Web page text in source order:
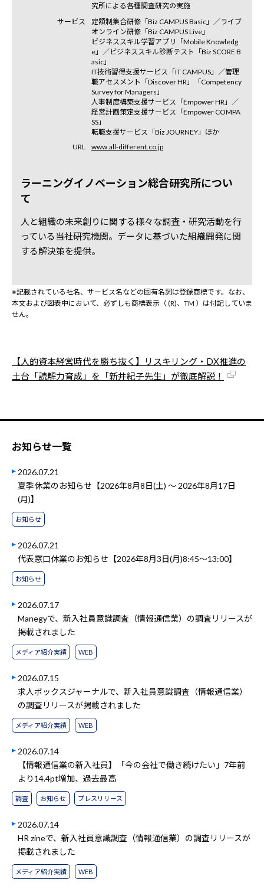
究所による各種調査研究の実施
サービス
定額制集合研修「Biz CAMPUS Basic」／ライブ
オンライン研修「Biz CAMPUS Live」
ビジネススキル学習アプリ「Mobile Knowledg
e」／ビジネススキル診断テスト「Biz SCORE B
asic」
IT技術習得支援サービス「IT CAMPUS」／管理
職アセスメント「Discover HR」「Competency
Survey for Managers」
人事制度構築支援サービス「Empower HR」／
経営計画策定支援サービス「Empower COMPA
SS」
転職支援サービス「Biz JOURNEY」ほか
URL
www.all-different.co.jp
ラーニングイノベーション総合研究所につい
て
人と組織の未来創りに関する様々な調査・研究活動を行
っている当社研究機関。データに基づいた組織開発に関
する解決策を提供。
※記載されている社名、サービス名などの固有名詞は登録商標です。なお、
本文および図表中において、必ずしも商標表示（ (R)、TM ）は付記していま
せん。
【人的資本経営時代を勝ち抜く】リスキリング・DX推進の
土台「読解力育成」を「新井紀子先生」が徹底解説！
お知らせ一覧
2026.07.21
夏季休業のお知らせ【2026年8月8日(土) ～ 2026年8月17日
(月)】
お知らせ
2026.07.21
代表窓口休業のお知らせ【2026年8月3日(月)8:45～13:00】
お知らせ
2026.07.17
Manegyで、新入社員意識調査（情報通信業）の調査リリースが
掲載されました
メディア紹介実績 WEB
2026.07.15
求人ボックスジャーナルで、新入社員意識調査（情報通信業）
の調査リリースが掲載されました
メディア紹介実績 WEB
2026.07.14
【情報通信業の新入社員】「今の会社で働き続けたい」7年前
より14.4pt増加、過去最高
調査 お知らせ プレスリリース
2026.07.14
HR zineで、新入社員意識調査（情報通信業）の調査リリースが
掲載されました
メディア紹介実績 WEB